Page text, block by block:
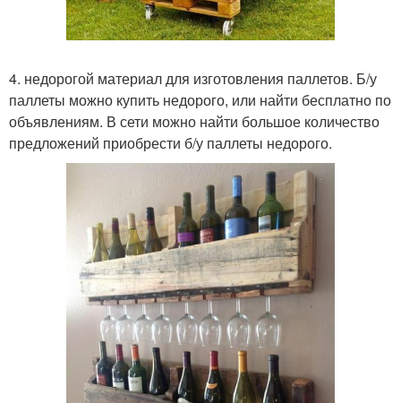
4. недорогой материал для изготовления паллетов. Б/у
паллеты можно купить недорого, или найти бесплатно по
объявлениям. В сети можно найти большое количество
предложений приобрести б/у паллеты недорого.